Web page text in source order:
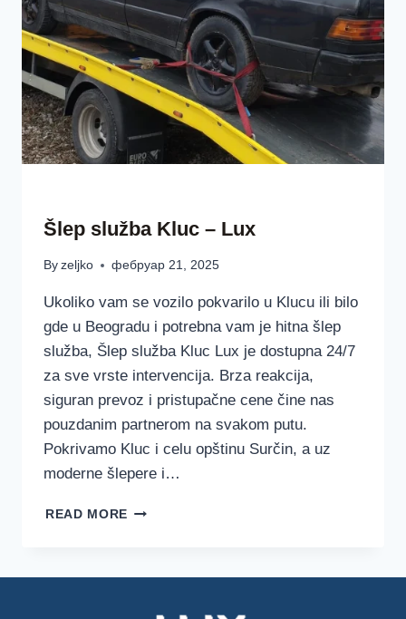
Šlep služba Kluc – Lux
By zeljko фебруар 21, 2025
Ukoliko vam se vozilo pokvarilo u Klucu ili bilo
gde u Beogradu i potrebna vam je hitna šlep
služba, Šlep služba Kluc Lux je dostupna 24/7
za sve vrste intervencija. Brza reakcija,
siguran prevoz i pristupačne cene čine nas
pouzdanim partnerom na svakom putu.
Pokrivamo Kluc i celu opštinu Surčin, a uz
moderne šlepere i…
READ MORE ŠLEP